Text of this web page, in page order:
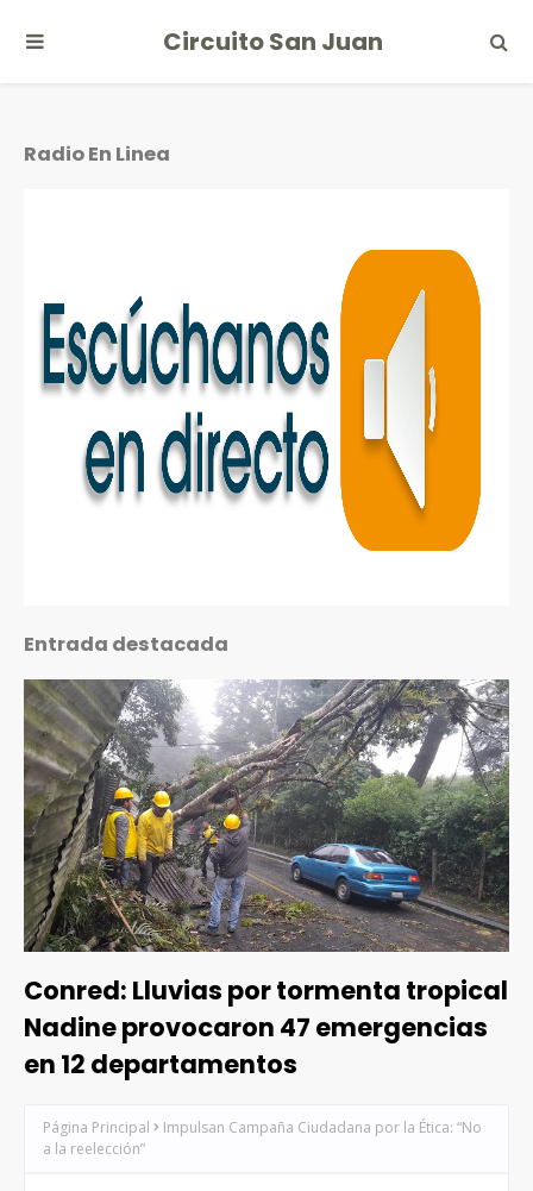
Circuito San Juan
Radio En Linea
Entrada destacada
Conred: Lluvias por tormenta tropical
Nadine provocaron 47 emergencias
en 12 departamentos
Página Principal
Impulsan Campaña Ciudadana por la Ética: “No
a la reelección”